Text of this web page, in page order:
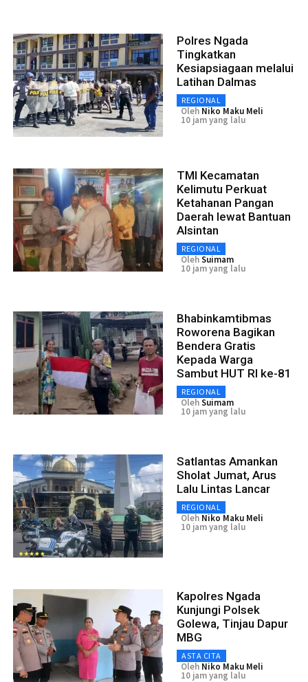
Polres Ngada
Tingkatkan
Kesiapsiagaan melalui
Latihan Dalmas
REGIONAL
Oleh Niko Maku Meli
10 jam yang lalu
TMI Kecamatan
Kelimutu Perkuat
Ketahanan Pangan
Daerah lewat Bantuan
Alsintan
REGIONAL
OlehSuimam
10 jam yang lalu
Bhabinkamtibmas
Roworena Bagikan
Bendera Gratis
Kepada Warga
Sambut HUT RI ke-81
REGIONAL
OlehSuimam
10 jam yang lalu
Satlantas Amankan
Sholat Jumat, Arus
Lalu Lintas Lancar
REGIONAL
Oleh Niko Maku Meli
10 jam yang lalu
Kapolres Ngada
Kunjungi Polsek
Golewa, Tinjau Dapur
MBG
ASTA CITA
Oleh Niko Maku Meli
10 jam yang lalu